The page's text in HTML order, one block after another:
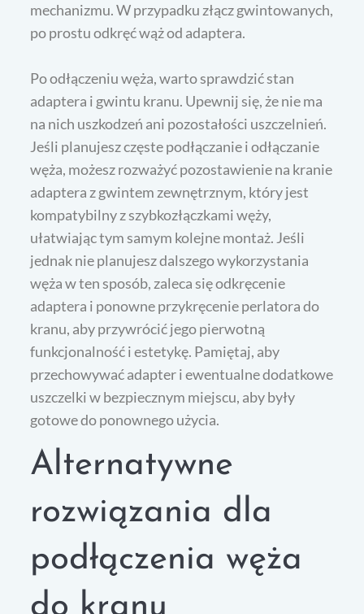
mechanizmu. W przypadku złącz gwintowanych,
po prostu odkręć wąż od adaptera.
Po odłączeniu węża, warto sprawdzić stan
adaptera i gwintu kranu. Upewnij się, że nie ma
na nich uszkodzeń ani pozostałości uszczelnień.
Jeśli planujesz częste podłączanie i odłączanie
węża, możesz rozważyć pozostawienie na kranie
adaptera z gwintem zewnętrznym, który jest
kompatybilny z szybkozłączkami węży,
ułatwiając tym samym kolejne montaż. Jeśli
jednak nie planujesz dalszego wykorzystania
węża w ten sposób, zaleca się odkręcenie
adaptera i ponowne przykręcenie perlatora do
kranu, aby przywrócić jego pierwotną
funkcjonalność i estetykę. Pamiętaj, aby
przechowywać adapter i ewentualne dodatkowe
uszczelki w bezpiecznym miejscu, aby były
gotowe do ponownego użycia.
Alternatywne
rozwiązania dla
podłączenia węża